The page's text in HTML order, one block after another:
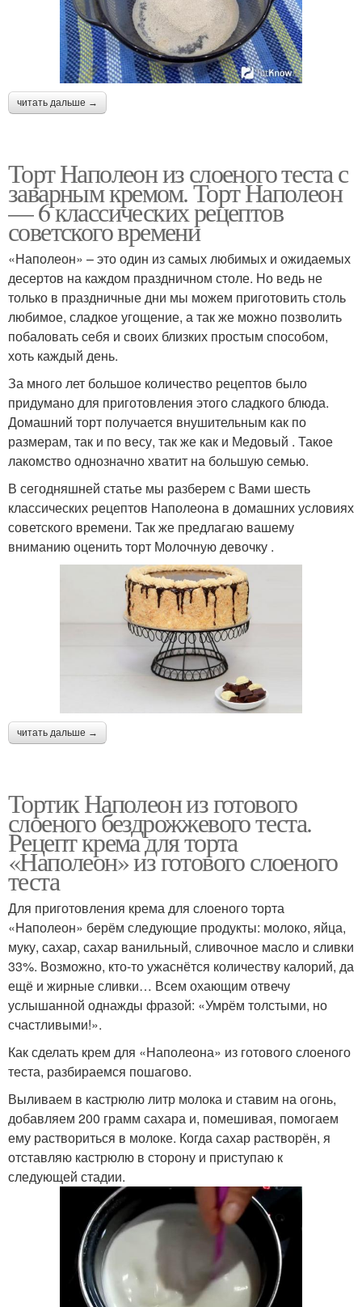
читать дальше →
Торт Наполеон из слоеного теста с
заварным кремом. Торт Наполеон
— 6 классических рецептов
советского времени
«Наполеон» – это один из самых любимых и ожидаемых
десертов на каждом праздничном столе. Но ведь не
только в праздничные дни мы можем приготовить столь
любимое, сладкое угощение, а так же можно позволить
побаловать себя и своих близких простым способом,
хоть каждый день.
За много лет большое количество рецептов было
придумано для приготовления этого сладкого блюда.
Домашний торт получается внушительным как по
размерам, так и по весу, так же как и Медовый . Такое
лакомство однозначно хватит на большую семью.
В сегодняшней статье мы разберем с Вами шесть
классических рецептов Наполеона в домашних условиях
советского времени. Так же предлагаю вашему
вниманию оценить торт Молочную девочку .
читать дальше →
Тортик Наполеон из готового
слоеного бездрожжевого теста.
Рецепт крема для торта
«Наполеон» из готового слоеного
теста
Для приготовления крема для слоеного торта
«Наполеон» берём следующие продукты: молоко, яйца,
муку, сахар, сахар ванильный, сливочное масло и сливки
33%. Возможно, кто-то ужаснётся количеству калорий, да
ещё и жирные сливки… Всем охающим отвечу
услышанной однажды фразой: «Умрём толстыми, но
счастливыми!».
Как сделать крем для «Наполеона» из готового слоеного
теста, разбираемся пошагово.
Выливаем в кастрюлю литр молока и ставим на огонь,
добавляем 200 грамм сахара и, помешивая, помогаем
ему раствориться в молоке. Когда сахар растворён, я
отставляю кастрюлю в сторону и приступаю к
следующей стадии.